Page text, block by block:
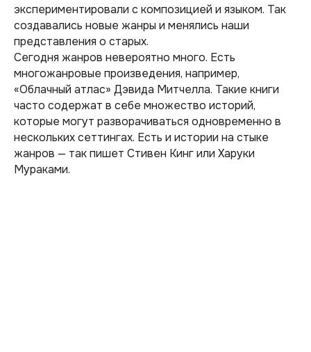
экспериментировали с композицией и языком. Так
создавались новые жанры и менялись наши
представления о старых.
Сегодня жанров невероятно много. Есть
многожанровые произведения, например,
«Облачный атлас» Дэвида Митчелла. Такие книги
часто содержат в себе множество историй,
которые могут разворачиваться одновременно в
нескольких сеттингах. Есть и истории на стыке
жанров — так пишет Стивен Кинг или Харуки
Мураками.